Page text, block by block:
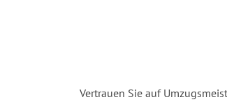
Vertrauen Sie auf